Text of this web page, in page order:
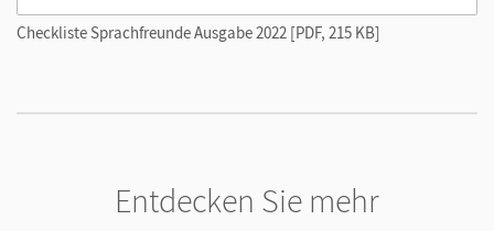
Checkliste Sprachfreunde Ausgabe 2022 [PDF, 215 KB]
Entdecken Sie mehr